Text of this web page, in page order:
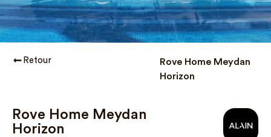
Retour
Rove Home Meydan
Horizon
Rove Home Meydan
Horizon